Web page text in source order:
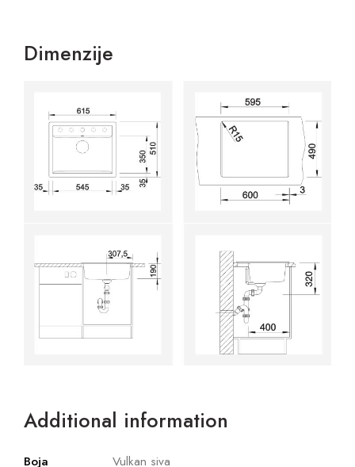
Dimenzije
Additional information
Boja Vulkan siva